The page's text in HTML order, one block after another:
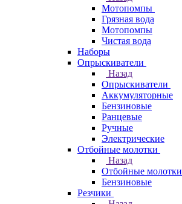
Мотопомпы
Грязная вода
Мотопомпы
Чистая вода
Наборы
Опрыскиватели
Назад
Опрыскиватели
Аккумуляторные
Бензиновые
Ранцевые
Ручные
Электрические
Отбойные молотки
Назад
Отбойные молотки
Бензиновые
Резчики